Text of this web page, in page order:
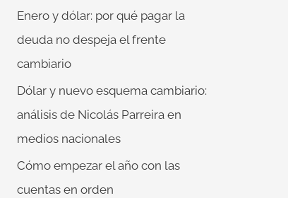
Enero y dólar: por qué pagar la
deuda no despeja el frente
cambiario
Dólar y nuevo esquema cambiario:
análisis de Nicolás Parreira en
medios nacionales
Cómo empezar el año con las
cuentas en orden